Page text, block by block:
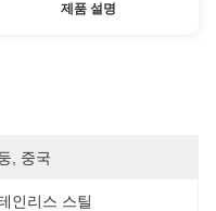
제품 설명
, 중국
인리스 스틸